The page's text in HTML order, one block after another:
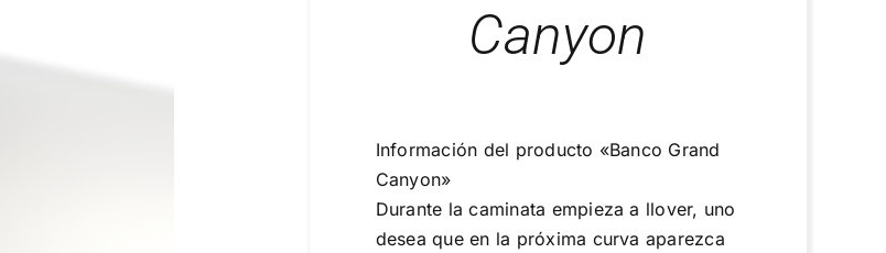
Canyon
Información del producto «Banco Grand
Canyon»
Durante la caminata empieza a llover, uno
desea que en la próxima curva aparezca